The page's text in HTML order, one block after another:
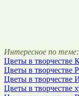
Интересное по теме:
Цветы в творчестве
Цветы в творчестве
Цветы в
Цветы в творчестве